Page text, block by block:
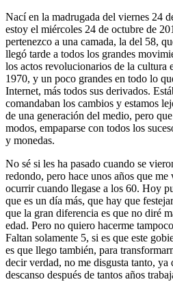
Nací en la madrugada del viernes 24
estoy el miércoles 24 de octubre de
pertenezco a una camada, la del 58,
llegó tarde a todos los grandes
los actos revolucionarios de la cultura
1970, y un poco grandes en todo lo
Internet, más todos sus derivados.
comandaban los cambios y estamos
de una generación del medio, pero
modos, empaparse con todos los
y monedas.
No sé si les ha pasado cuando se
redondo, pero hace unos años que
ocurrir cuando llegase a los 60. Hoy
que es un día más, que hay que
que la gran diferencia es que no diré
edad. Pero no quiero hacerme
Faltan solamente 5, si es que este
es que llego también, para
decir verdad, no me disgusta tanto, ya
descanso después de tantos años